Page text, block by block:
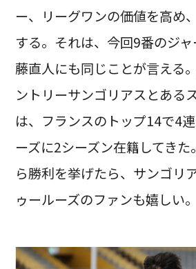
ー、リーグワンの価値を高め
する。それは、今回9番のジ
藤直人にも同じことが言える
ントリーサンゴリアスとある
は、フランスのトップ14で4
ーズに2シーズン在籍してき
ら勝利を挙げたら、サンゴリ
ゥールーズのファンも嬉しい。